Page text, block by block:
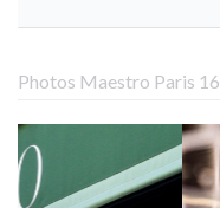
Photos Maestro Paris 16